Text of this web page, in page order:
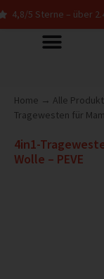
2.400 Bewertungen
Home → Alle
Tragewesten für
4in1-
Wolle – PEVE